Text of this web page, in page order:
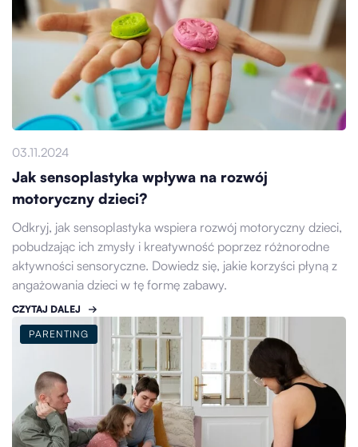
03.11.2024
Jak sensoplastyka wpływa na rozwój
motoryczny dzieci?
Odkryj, jak sensoplastyka wspiera rozwój motoryczny dzieci,
pobudzając ich zmysły i kreatywność poprzez różnorodne
aktywności sensoryczne. Dowiedz się, jakie korzyści płyną z
angażowania dzieci w tę formę zabawy.
CZYTAJ DALEJ
PARENTING